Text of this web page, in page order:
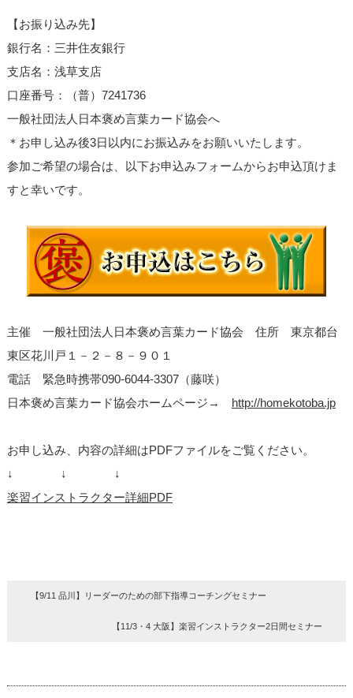
【お振り込み先】
銀行名：三井住友銀行
支店名：浅草支店
口座番号：（普）7241736
一般社団法人日本褒め言葉カード協会へ
＊お申し込み後3日以内にお振込みをお願いいたします。
参加ご希望の場合は、以下お申込みフォームからお申込頂けま
すと幸いです。
主催 一般社団法人日本褒め言葉カード協会 住所 東京都台
東区花川戸１－２－８－９０１
電話 緊急時携帯090-6044-3307（藤咲）
日本褒め言葉カード協会ホームページ→ http://homekotoba.jp
お申し込み、内容の詳細はPDFファイルをご覧ください。
↓ ↓ ↓
楽習インストラクター詳細PDF
【9/11 品川】リーダーのための部下指導コーチングセミナー
【11/3・4 大阪】楽習インストラクター2日間セミナー